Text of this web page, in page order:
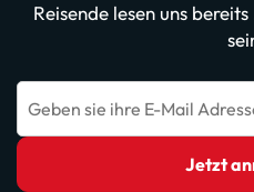
Reisende lesen uns
Geben sie ihre E-Mail
Jetzt